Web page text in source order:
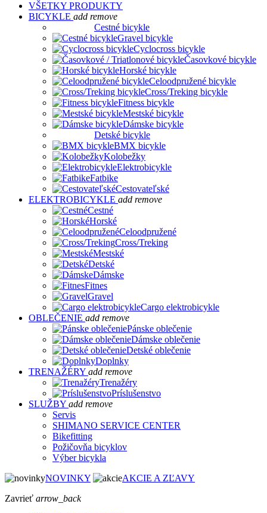
VŠETKY PRODUKTY
BICYKLE add remove
Cestné bicykle
Gravel bicykle
Cyclocross bicykle
Časovkové bicykle
Horské bicykle
Celoodpružené bicykle
Cross/Treking bicykle
Fitness bicykle
Mestské bicykle
Dámske bicykle
Detské bicykle
BMX bicykle
Kolobežky
Elektrobicykle
Fatbike
Cestovateľské
ELEKTROBICYKLE add remove
Cestné
Horské
Celoodpružené
Cross/Treking
Mestské
Detské
Dámske
Fitnes
Gravel
Cargo elektrobicykle
OBLEČENIE add remove
Pánske oblečenie
Dámske oblečenie
Detské oblečenie
Doplnky
TRENAŽÉRY add remove
Trenažéry
Príslušenstvo
SLUŽBY add remove
Servis
SHIMANO SERVICE CENTER
Bikefitting
Požičovňa bicyklov
Výber bicykla
NOVINKY
AKCIE A ZĽAVY
Zavrieť arrow_back